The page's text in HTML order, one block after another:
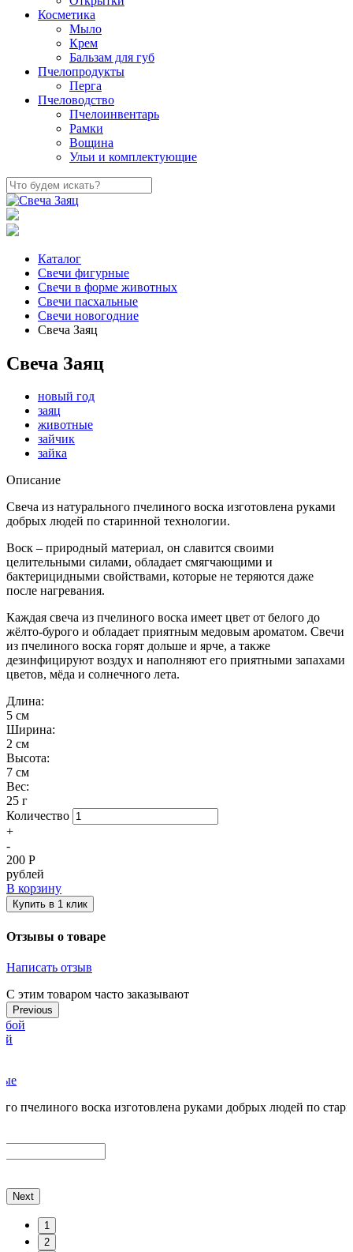
Косметика
Мыло
Крем
Бальзам для губ
Пчелопродукты
Перга
Пчеловодство
Пчелоинвентарь
Рамки
Вощина
Ульи и комплектующие
Каталог
Свечи фигурные
Свечи в форме животных
Свечи пасхальные
Свечи новогодние
Свеча Заяц
Свеча Заяц
новый год
заяц
животные
зайчик
зайка
Описание
Свеча из натурального пчелиного воска изготовлена руками
добрых людей по старинной технологии.
Воск – природный материал, он славится своими
целительными силами, обладает смягчающими и
бактерицидными свойствами, которые не теряются даже
после нагревания.
Каждая свеча из пчелиного воска имеет цвет от белого до
жёлто-бурого и обладает приятным медовым ароматом. Свечи
из пчелиного воска горят дольше и ярче, а также
дезинфицируют воздух и наполняют его приятными запахами
цветов, мёда и солнечного лета.
Длина:
5 см
Ширина:
2 см
Высота:
7 см
Вес:
25 г
Количество
+
-
200 Р
рублей
В корзину
Купить в 1 клик
Отзывы о товаре
Написать отзыв
С этим товаром часто заказывают
Previous
пчелиного воска изготовлена руками добрых людей по
Next
1
2